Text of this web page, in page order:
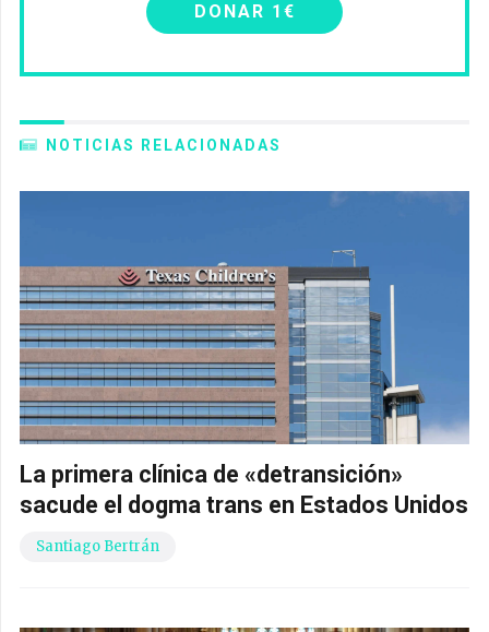
DONAR 1€
NOTICIAS RELACIONADAS
La primera clínica de «detransición»
sacude el dogma trans en Estados Unidos
Santiago Bertrán